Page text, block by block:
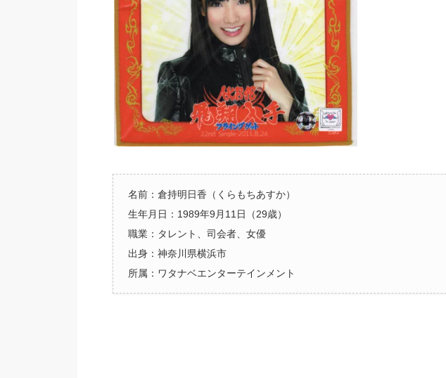
名前：倉持明日香（くらもちあすか）
生年月日：1989年9月11日（29歳）
職業：タレント、司会者、女優
出身：神奈川県横浜市
所属：ワタナベエンターテインメント